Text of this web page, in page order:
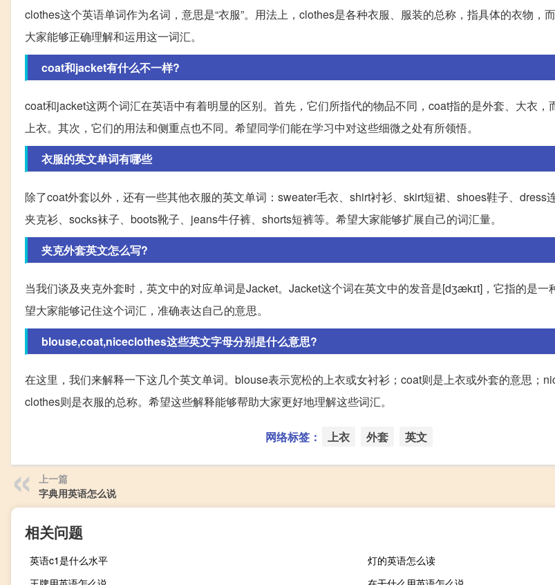
clothes这个英语单词作为名词，意思是“衣服”。用法上，clothes是各种衣服、服装的总称，指具体的衣物，
大家能够正确理解和运用这一词汇。
coat和jacket有什么不一样?
coat和jacket这两个词汇在英语中有着明显的区别。首先，它们所指代的物品不同，coat指的是外套、大衣，
上衣。其次，它们的用法和侧重点也不同。希望同学们能在学习中对这些细微之处有所领悟。
衣服的英文单词有哪些
除了coat外套以外，还有一些其他衣服的英文单词：sweater毛衣、shirt衬衫、skirt短裙、shoes鞋子、dress
夹克衫、socks袜子、boots靴子、jeans牛仔裤、shorts短裤等。希望大家能够扩展自己的词汇量。
夹克外套英文怎么写?
当我们谈及夹克外套时，英文中的对应单词是Jacket。Jacket这个词在英文中的发音是[dʒækɪt]，它指的是一
望大家能够记住这个词汇，准确表达自己的意思。
blouse,coat,niceclothes这些英文字母分别是什么意思?
在这里，我们来解释一下这几个英文单词。blouse表示宽松的上衣或女衬衫；coat则是上衣或外套的意思；
clothes则是衣服的总称。希望这些解释能够帮助大家更好地理解这些词汇。
网络标签： 上衣 外套 英文
上一篇
字典用英语怎么说
相关问题
英语c1是什么水平
灯的英语怎么读